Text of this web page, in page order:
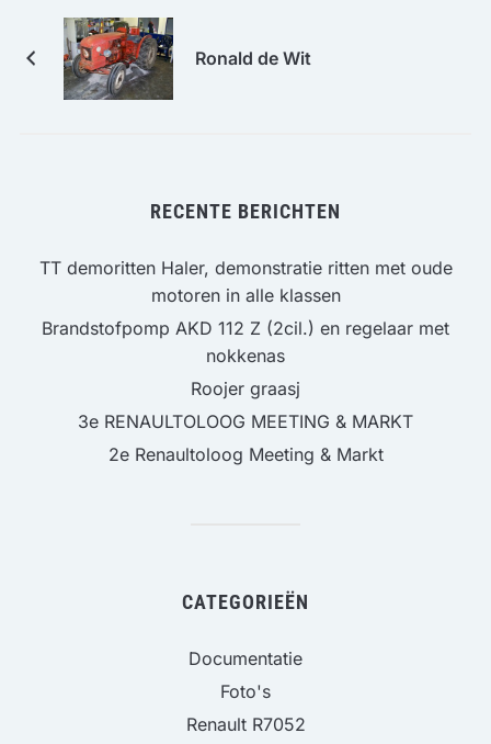
Ronald de Wit
RECENTE BERICHTEN
TT demoritten Haler, demonstratie ritten met oude
motoren in alle klassen
Brandstofpomp AKD 112 Z (2cil.) en regelaar met
nokkenas
Roojer graasj
3e RENAULTOLOOG MEETING & MARKT
2e Renaultoloog Meeting & Markt
CATEGORIEËN
Documentatie
Foto's
Renault R7052